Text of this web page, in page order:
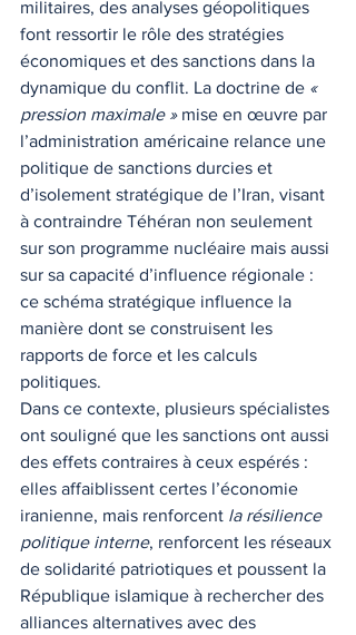
militaires, des analyses géopolitiques
font ressortir le rôle des stratégies
économiques et des sanctions dans la
dynamique du conflit. La doctrine de «
pression maximale » mise en œuvre par
l’administration américaine relance une
politique de sanctions durcies et
d’isolement stratégique de l’Iran, visant
à contraindre Téhéran non seulement
sur son programme nucléaire mais aussi
sur sa capacité d’influence régionale :
ce schéma stratégique influence la
manière dont se construisent les
rapports de force et les calculs
politiques.
Dans ce contexte, plusieurs spécialistes
ont souligné que les sanctions ont aussi
des effets contraires à ceux espérés :
elles affaiblissent certes l’économie
iranienne, mais renforcent la résilience
politique interne, renforcent les réseaux
de solidarité patriotiques et poussent la
République islamique à rechercher des
alliances alternatives avec des